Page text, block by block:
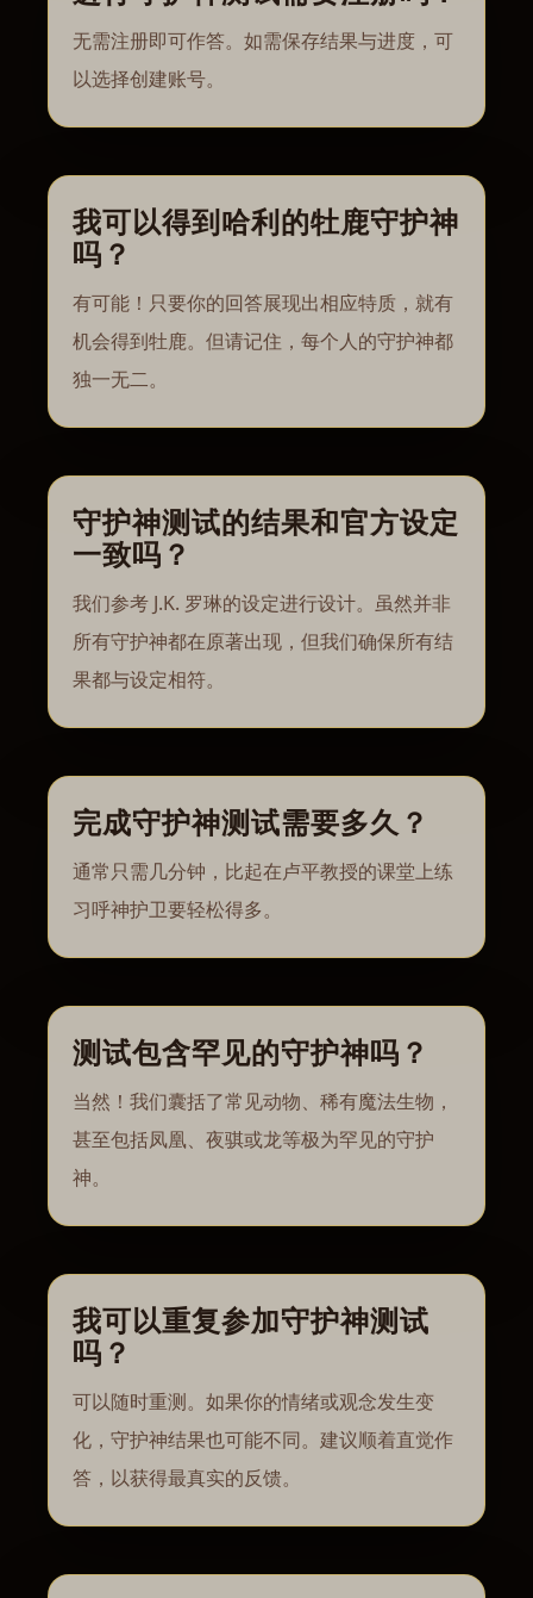
无需注册即可作答。如需保存结果与进度，可
以选择创建账号。
我可以得到哈利的牡鹿守护神
吗？
有可能！只要你的回答展现出相应特质，就有
机会得到牡鹿。但请记住，每个人的守护神都
独一无二。
守护神测试的结果和官方设定
一致吗？
我们参考 J.K. 罗琳的设定进行设计。虽然并非
所有守护神都在原著出现，但我们确保所有结
果都与设定相符。
完成守护神测试需要多久？
通常只需几分钟，比起在卢平教授的课堂上练
习呼神护卫要轻松得多。
测试包含罕见的守护神吗？
当然！我们囊括了常见动物、稀有魔法生物，
甚至包括凤凰、夜骐或龙等极为罕见的守护
神。
我可以重复参加守护神测试
吗？
可以随时重测。如果你的情绪或观念发生变
化，守护神结果也可能不同。建议顺着直觉作
答，以获得最真实的反馈。